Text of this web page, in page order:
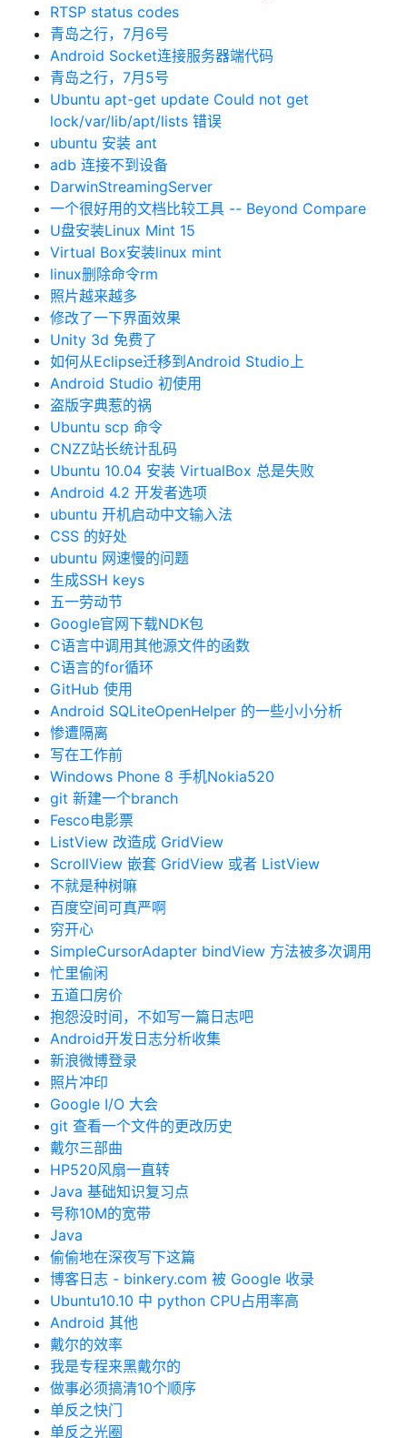
RTSP status codes
青岛之行，7月6号
Android Socket连接服务器端代码
青岛之行，7月5号
Ubuntu apt-get update Could not get
lock/var/lib/apt/lists 错误
ubuntu 安装 ant
adb 连接不到设备
DarwinStreamingServer
一个很好用的文档比较工具 -- Beyond Compare
U盘安装Linux Mint 15
Virtual Box安装linux mint
linux删除命令rm
照片越来越多
修改了一下界面效果
Unity 3d 免费了
如何从Eclipse迁移到Android Studio上
Android Studio 初使用
盗版字典惹的祸
Ubuntu scp 命令
CNZZ站长统计乱码
Ubuntu 10.04 安装 VirtualBox 总是失败
Android 4.2 开发者选项
ubuntu 开机启动中文输入法
CSS 的好处
ubuntu 网速慢的问题
生成SSH keys
五一劳动节
Google官网下载NDK包
C语言中调用其他源文件的函数
C语言的for循环
GitHub 使用
Android SQLiteOpenHelper 的一些小小分析
惨遭隔离
写在工作前
Windows Phone 8 手机Nokia520
git 新建一个branch
Fesco电影票
ListView 改造成 GridView
ScrollView 嵌套 GridView 或者 ListView
不就是种树嘛
百度空间可真严啊
穷开心
SimpleCursorAdapter bindView 方法被多次调用
忙里偷闲
五道口房价
抱怨没时间，不如写一篇日志吧
Android开发日志分析收集
新浪微博登录
照片冲印
Google I/O 大会
git 查看一个文件的更改历史
戴尔三部曲
HP520风扇一直转
Java 基础知识复习点
号称10M的宽带
Java
偷偷地在深夜写下这篇
博客日志 - binkery.com 被 Google 收录
Ubuntu10.10 中 python CPU占用率高
Android 其他
戴尔的效率
我是专程来黑戴尔的
做事必须搞清10个顺序
单反之快门
单反之光圈